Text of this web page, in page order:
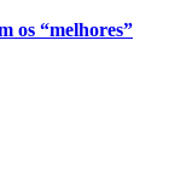
os “melhores”